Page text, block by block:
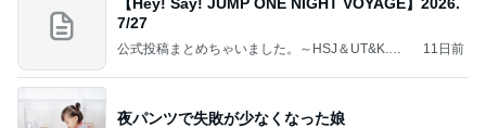
7/27
公式投稿まとめちゃいました。～HSJ＆UT&K.O.
11日前
夜パンツで失敗が少なくなった娘